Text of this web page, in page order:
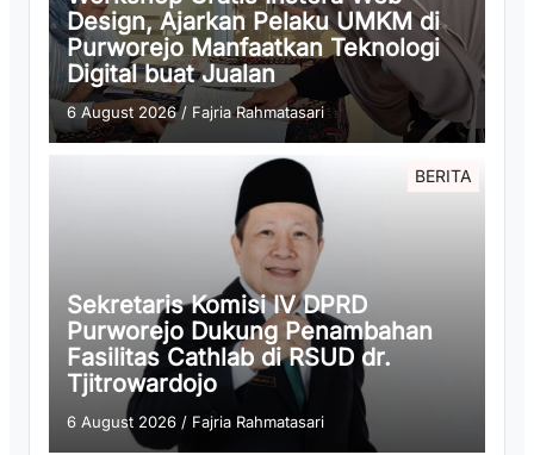
Design, Ajarkan Pelaku UMKM di
Purworejo Manfaatkan Teknologi
Digital buat Jualan
6 August 2026/ Fajria Rahmatasari
BERITA
Sekretaris Komisi IV DPRD
Purworejo Dukung Penambahan
Fasilitas Cathlab di RSUD dr.
Tjitrowardojo
6 August 2026 / Fajria Rahmatasari